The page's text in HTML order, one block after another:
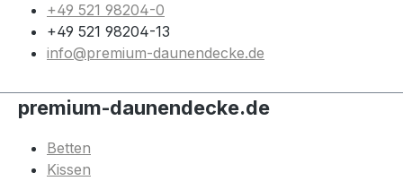
+49 521 98204-0
+49 521 98204-13
info@premium-daunendecke.de
premium-daunendecke.de
Betten
Kissen